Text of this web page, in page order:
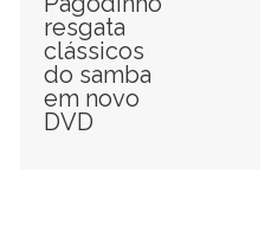
resgata
clássicos
do samba
em novo
DVD